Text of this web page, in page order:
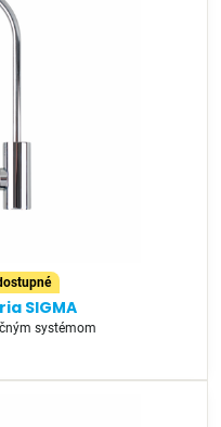
SIGMA
systémom